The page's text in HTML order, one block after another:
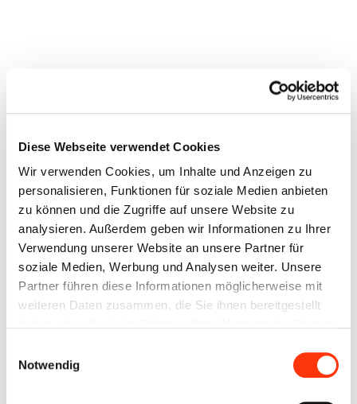
Diese Webseite verwendet Cookies
Wir verwenden Cookies, um Inhalte und Anzeigen zu
personalisieren, Funktionen für soziale Medien anbieten
zu können und die Zugriffe auf unsere Website zu
analysieren. Außerdem geben wir Informationen zu Ihrer
Verwendung unserer Website an unsere Partner für
soziale Medien, Werbung und Analysen weiter. Unsere
Partner führen diese Informationen möglicherweise mit
weiteren Daten zusammen, die Sie ihnen bereitgestellt
Cookies, wenn Sie unsere Webseite weiterhin nutzen.
Notwendig
Schritt 2:
Ein gemütliches Dachzelt – Der
Schlaf deiner Träume
Die Auswahl an Dachzelten ist
riesig. Ihr könnt zwischen Hoch-